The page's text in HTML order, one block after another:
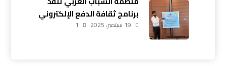
برنامج ثقافة الدفع الإلكتروني
في زاخو بمشاركة 20 شابًا
19 سبتمبر، 2025 1